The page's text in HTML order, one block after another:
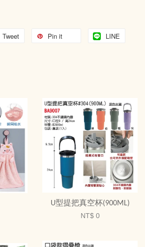
Tweet Pin it LINE
U型提把真空杯(900ML)
NT$ 0